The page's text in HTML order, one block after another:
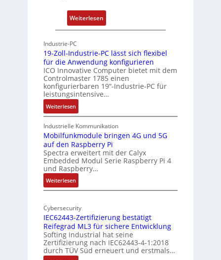
r
c
t
e
k
t
u
Weiterlesen:
P
s
i
c
a
I
a
n
d
E
g
e
Industrie-PC
19-Zoll-Industrie-PC lässt sich flexibel
für die Anwendung konfigurieren
ICO Innovative Computer bietet mit dem
Controlmaster 1785 einen
konfigurierbaren 19“-Industrie-PC für
leistungsintensive…
Weiterlesen:
1
9
-
Z
o
l
l
-
I
d
u
t
r
i
Industrielle Kommunikation
Mobilfunkmodule bringen 4G und 5G
auf den Raspberry Pi
Spectra erweitert mit der Calyx
Embedded Modul Serie Raspberry Pi 4
und Raspberry…
Weiterlesen:
M
b
i
f
u
n
Cybersecurity
IEC62443-Zertifizierung bestätigt
Reifegrad ML3 für sichere Entwicklung
Softing Industrial hat seine
Zertifizierung nach IEC62443-4-1:2018
durch TÜV Süd erneuert und erstmals…